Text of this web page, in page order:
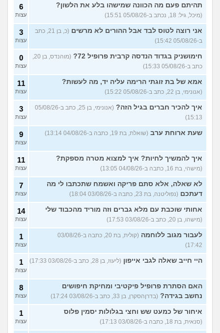
לא משלמת בדייטים
(אלי, בן
29)
9
עצות
יוצאת איתו היום לדייט ראשון 3
עצות
בטיילת או מועדון?
(רואי, בן
26)
8
עצות
לוקח אותי לדייטים גרועים
האם להמשיך?
(נטע, בת 21)
17
עצות
עוד שאלות חדשות במדור
תהיתם פעם מה הכוונה שמישהו בלע את הלשון?
(מיכל, גיל: 18, נכתב ב-05/08/26 15:51)
6
עצות
אני רוצה לטוס לבד אבל ההורים לא מרשים
(כ, בן 21, כתב
ב-05/08/26 15:42)
3
עצות
חימושניק בגדוד הנדסה קרבית פרופיל 72?
(מוהנדס, בן 20,
כתב ב-05/08/26 15:33)
0
עצות
אמא של בת זוגתי הרימה עליה יד, מה לעשות?
(אנונימי, בן 22, כתב ב-05/08/26 15:22)
11
עצות
איך להכיר חברים בגיל הזה?
(אנונימי, בן 25, כתב ב-05/08/26
15:13)
3
עצות
שעת ארוחת ערב (שואלת, בת 19, כתבה ב-04/08/26 13:14) 9
עצות
איך להמשיך לחיות? איך למצוא מטרה מספקת?
(מישהי, בת 16, כתבה ב-04/08/26 13:05)
11
עצות
לא שאלה, אלא סתם פריקה ואשמח שתכתבו לי מה
דעתכם (נפוליטנה, בת 23, כתבה ב-03/08/26 18:04)
7
עצות
אחותי שוכבת עם מלא גברים וזה מוריד מהכבוד שלי
(מישהו, בן 20, כתב ב-03/08/26 17:53)
14
עצות
לעבור מגוב ללוחמה
(קולית, בת 20, כתבה ב-03/08/26
17:42)
1
עצות
היי חייב שאלה לגבי אייפון (ליעוז, בן 28, כתב ב-03/08/26 17:33) 1
עצות
האם הסתרת פרופיל פיקטיבי ומחיקת חיפושים
נחשב בגידה? (בדרןהסקרן, בן 33, כתב ב-03/08/26 17:24)
8
עצות
איחור של כמעט שש וחצי בגלולות יסמין פלוס
(סנאית, בת 18, כתבה ב-03/08/26 17:13)
1
עצות